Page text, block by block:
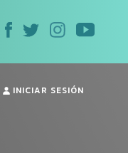
INICIAR SESIÓN